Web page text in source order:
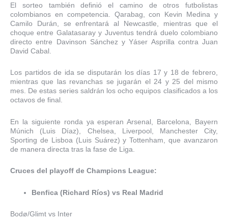
El sorteo también definió el camino de otros futbolistas
colombianos en competencia. Qarabag, con Kevin Medina y
Camilo Durán, se enfrentará al Newcastle, mientras que el
choque entre Galatasaray y Juventus tendrá duelo colombiano
directo entre Davinson Sánchez y Yáser Asprilla contra Juan
David Cabal.
Los partidos de ida se disputarán los días 17 y 18 de febrero,
mientras que las revanchas se jugarán el 24 y 25 del mismo
mes. De estas series saldrán los ocho equipos clasificados a los
octavos de final.
En la siguiente ronda ya esperan Arsenal, Barcelona, Bayern
Múnich (Luis Díaz), Chelsea, Liverpool, Manchester City,
Sporting de Lisboa (Luis Suárez) y Tottenham, que avanzaron
de manera directa tras la fase de Liga.
Cruces del playoff de Champions League:
Benfica (Richard Ríos) vs Real Madrid
Bodø/Glimt vs Inter